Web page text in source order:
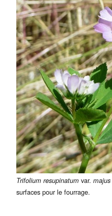
Trifolium resupinatum var. majus
surfaces pour le fourrage.